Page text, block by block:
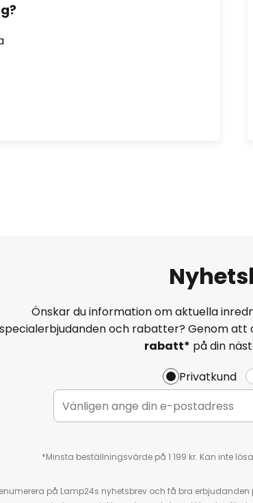
Önskar du information om aktuella
specialerbjudanden och rabatter? Genom
rabatt* på din
Privatkund
*Minsta beställningsvärde på 1 199 kr. Kan inte
på Lamp24s nyhetsbrev och få bra